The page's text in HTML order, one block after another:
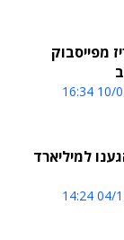
מפייסבוק
10/
למיליארד
04/11/